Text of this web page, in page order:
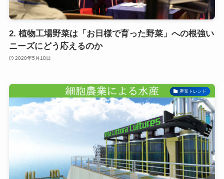
2. 植物工場野菜は「お日様で育った野菜」への根強い
ニーズにどう応えるのか
2020年5月18日
産業トレンド